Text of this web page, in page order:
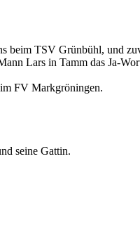
beim TSV Grünbühl, und
Lars in Tamm das Ja-
FV Markgröningen.
seine Gattin.